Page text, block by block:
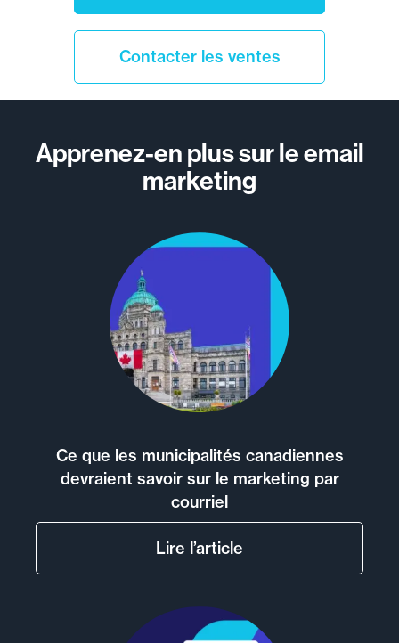
Contacter les ventes
Apprenez-en plus sur le email
marketing
Ce que les municipalités canadiennes
devraient savoir sur le marketing par
courriel
Lire l’article